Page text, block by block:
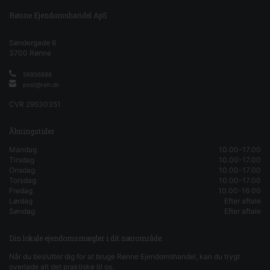
Rønne Ejendomshandel ApS
Søndergade 6
3700 Rønne
56956886
post@reh.dk
CVR 29530351
Åbningstider
Mandag
10.00-17.00
Tirsdag
10.00-17.00
Onsdag
10.00-17.00
Torsdag
10.00-17.00
Fredag
10.00-16 00
Lørdag
Efter aftale
Søndag
Efter aftale
Din lokale ejendomsmægler i dit nærområde.
Når du beslutter dig for at bruge Rønne Ejendomshandel, kan du trygt
overlade alt det praktiske til os.